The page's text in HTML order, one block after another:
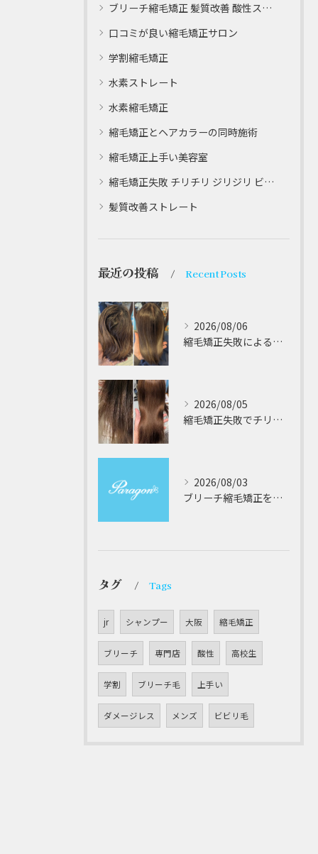
ブリーチ縮毛矯正 髪質改善 酸性ストレート
口コミが良い縮毛矯正サロン
学割縮毛矯正
水素ストレート
水素縮毛矯正
縮毛矯正とヘアカラーの同時施術
縮毛矯正上手い美容室
縮毛矯正失敗 チリチリ ジリジリ ビビり直し専門
髪質改善ストレート
最近の投稿 Recent Posts
2026/08/06
縮毛矯正失敗によるチリチリやジリジリ髪のビビり直し専門が解説する本当に効く修復策
2026/08/05
縮毛矯正失敗でチリチリジリジリの髪をビビり直し専門が丁寧に修復する方法解説
2026/08/03
ブリーチ縮毛矯正を安全に受けるための大阪府対応サロン選びと髪質改善のポイント
タグ Tags
jr シャンプー 大阪 縮毛矯正
ブリーチ 専門店 酸性 高校生
学割 ブリーチ毛 上手い
ダメージレス メンズ ビビリ毛